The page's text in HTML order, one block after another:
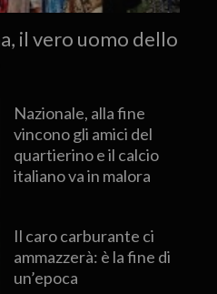
il vero uomo dello
Nazionale, alla fine
vincono gli amici del
quartierino e il calcio
italiano va in malora
Il caro carburante ci
ammazzerà: è la fine di
un’epoca